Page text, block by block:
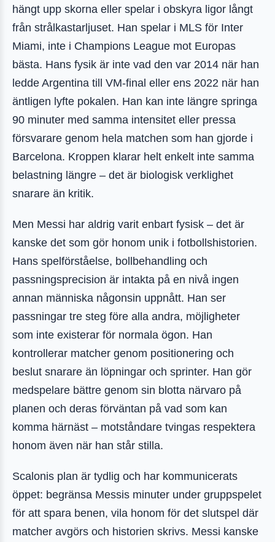
hängt upp skorna eller spelar i obskyra ligor långt
från strålkastarljuset. Han spelar i MLS för Inter
Miami, inte i Champions League mot Europas
bästa. Hans fysik är inte vad den var 2014 när han
ledde Argentina till VM-final eller ens 2022 när han
äntligen lyfte pokalen. Han kan inte längre springa
90 minuter med samma intensitet eller pressa
försvarare genom hela matchen som han gjorde i
Barcelona. Kroppen klarar helt enkelt inte samma
belastning längre – det är biologisk verklighet
snarare än kritik.
Men Messi har aldrig varit enbart fysisk – det är
kanske det som gör honom unik i fotbollshistorien.
Hans spelförståelse, bollbehandling och
passningsprecision är intakta på en nivå ingen
annan människa någonsin uppnått. Han ser
passningar tre steg före alla andra, möjligheter
som inte existerar för normala ögon. Han
kontrollerar matcher genom positionering och
beslut snarare än löpningar och sprinter. Han gör
medspelare bättre genom sin blotta närvaro på
planen och deras förväntan på vad som kan
komma härnäst – motståndare tvingas respektera
honom även när han står stilla.
Scalonis plan är tydlig och har kommunicerats
öppet: begränsa Messis minuter under gruppspelet
för att spara benen, vila honom för det slutspel där
matcher avgörs och historien skrivs. Messi kanske